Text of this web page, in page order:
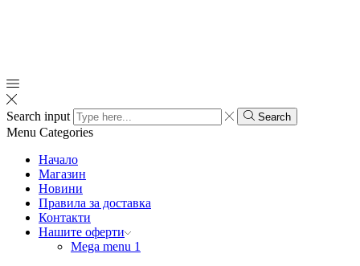
Search input Search
Menu Categories
Начало
Магазин
Новини
Правила за доставка
Контакти
Нашите оферти
Mega menu 1